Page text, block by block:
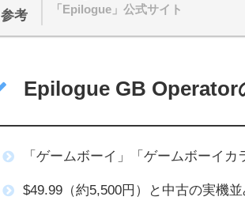
参考 「Epilogue」公式サイト
Epilogue GB Operator
「ゲームボーイ」「ゲームボーイ
$49.99（約5,500円）と中古の実機